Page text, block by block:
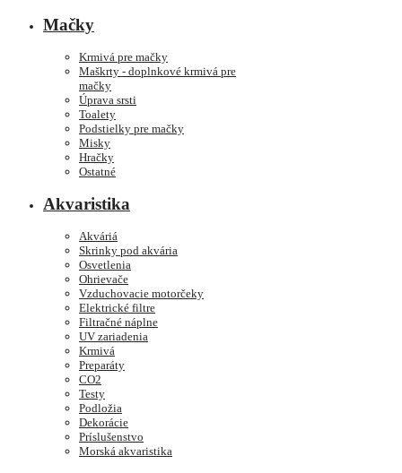
Mačky
Krmivá pre mačky
Maškrty - doplnkové krmivá pre
mačky
Úprava srsti
Toalety
Podstielky pre mačky
Misky
Hračky
Ostatné
Akvaristika
Akváriá
Skrinky pod akvária
Osvetlenia
Ohrievače
Vzduchovacie motorčeky
Elektrické filtre
Filtračné náplne
UV zariadenia
Krmivá
Preparáty
CO2
Testy
Podložia
Dekorácie
Príslušenstvo
Morská akvaristika